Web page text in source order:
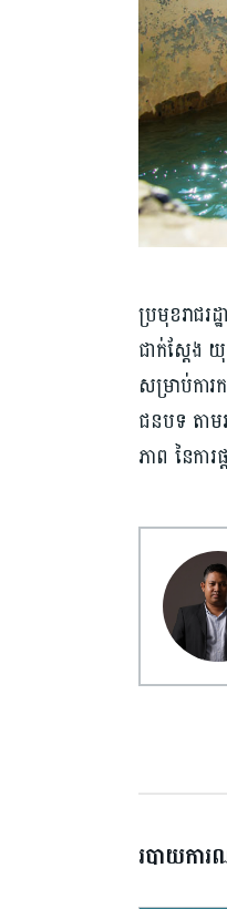
ប្រមុខរាជរ
ជាក់ស្តែង
សម្រាប់កា
ជនបទ តា
ភាព នៃកា
របាយការ